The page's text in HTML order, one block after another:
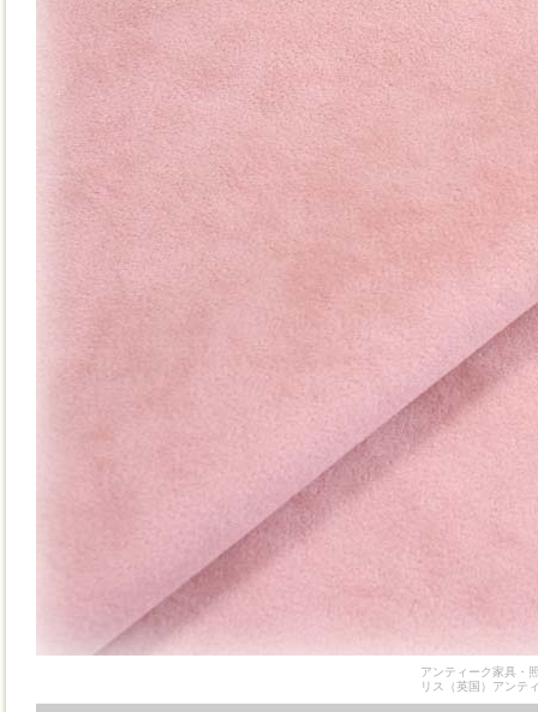
アンティーク家具・
リス（英国）アンテ